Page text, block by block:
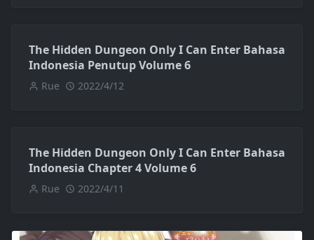
The Hidden Dungeon Only I Can Enter Bahasa
Indonesia Penutup Volume 6
Rue 2022/4/12
The Hidden Dungeon Only I Can Enter Bahasa
Indonesia Chapter 4 Volume 6
Rue 2022/4/11